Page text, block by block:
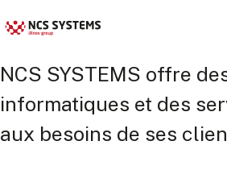
NCS SYSTEMS offre
informatiques et des
aux besoins de ses